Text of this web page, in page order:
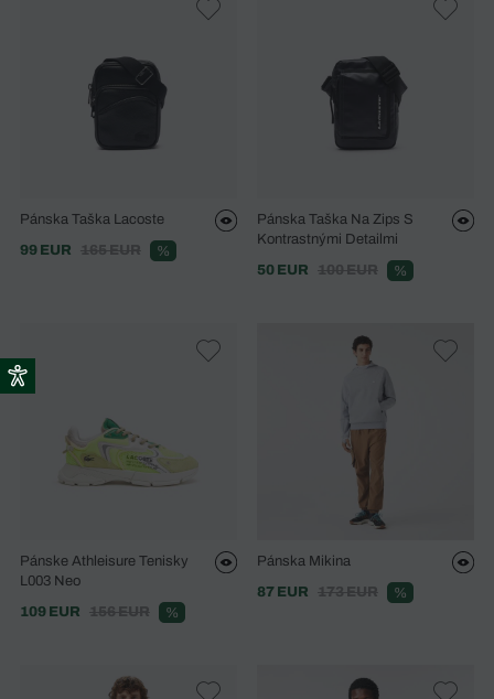
Pánska Taška Lacoste
99 EUR
165 EUR %
Pánska Taška Na Zips S
Kontrastnými Detailmi
50 EUR
100 EUR %
Pánske Athleisure Tenisky
L003 Neo
109 EUR
156 EUR %
Pánska Mikina
87 EUR
173 EUR %